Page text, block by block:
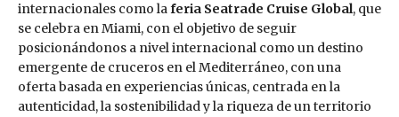
internacionales como laferia Seatrade Cruise Global, que
se celebra en Miami, con el objetivo de seguir
posicionándonos a nivel internacional como un destino
emergente de cruceros en el Mediterráneo, con una
oferta basada en experiencias únicas, centrada en la
autenticidad, la sostenibilidad y la riqueza de un territorio